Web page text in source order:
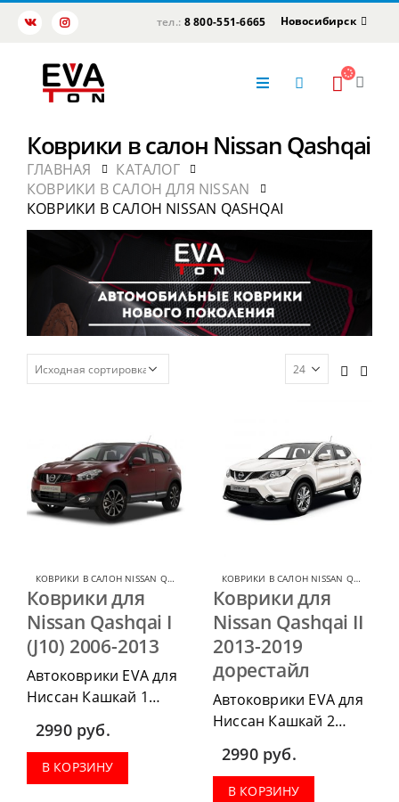
тел.: 8 800-551-6665 Новосибирск
Коврики в салон Nissan Qashqai
ГЛАВНАЯ
КАТАЛОГ
КОВРИКИ В САЛОН ДЛЯ NISSAN
КОВРИКИ В САЛОН NISSAN QASHQAI
КОВРИКИ В САЛОН NISSAN QASHQAI КОВРИКИ В САЛОН ДЛЯ NISSAN
Коврики для
Nissan Qashqai I
(J10) 2006-2013
Автоковрики EVA для
Ниссан Кашкай 1
2006-2013 можно
приобрести в
комплектации:
водительский коврик,
2990 руб.
В КОРЗИНУ
КОВРИКИ В САЛОН NISSAN QASHQAI
Коврики для
Nissan Qashqai II
2013-2019
дорестайл
Автоковрики EVA для
Ниссан Кашкай 2
2013-2020 можно
приобрести в
комплектации:
2990 руб.
В КОРЗИНУ